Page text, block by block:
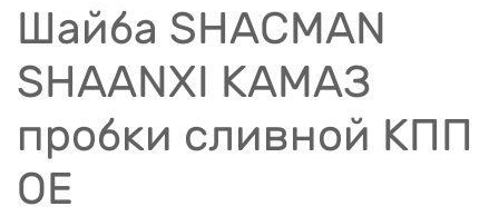
Шайба SHACMAN
SHAANXI КАМАЗ
пробки сливной КПП
OE